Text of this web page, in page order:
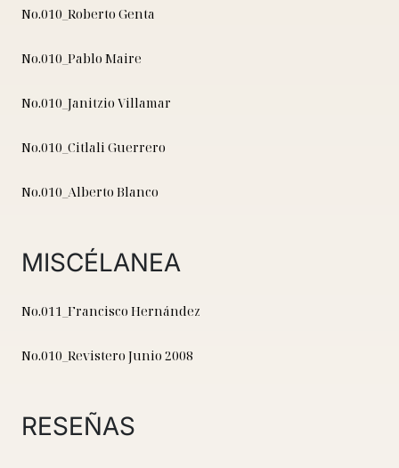
No.010_Roberto Genta
No.010_Pablo Maire
No.010_Janitzio Villamar
No.010_Citlali Guerrero
No.010_Alberto Blanco
MISCÉLANEA
No.011_Francisco Hernández
No.010_Revistero Junio 2008
RESEÑAS